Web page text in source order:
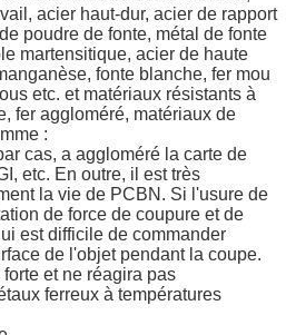
acier haut-dur, acier de rapport
poudre de fonte, métal de fonte
martensitique, acier de haute
fonte blanche, fer mou
etc. et matériaux résistants à
fer aggloméré, matériaux de
:
cas, a aggloméré la carte de
etc. En outre, il est très
la vie de PCBN. Si l'usure de
de force de coupure et de
est difficile de commander
de l'objet pendant la coupe.
et ne réagira pas
ferreux à températures